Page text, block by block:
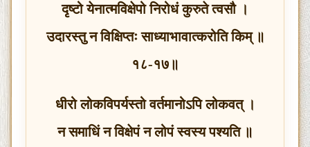
दृष्टो येनात्मविक्षेपो निरोधं कुरुते त्वसौ ।
उदारस्तु न विक्षिप्तः साध्याभावात्करोति किम् ॥
१८-१७॥
धीरो लोकविपर्यस्तो वर्तमानोऽपि लोकवत् ।
न समाधिं न विक्षेपं न लोपं स्वस्य पश्यति ॥